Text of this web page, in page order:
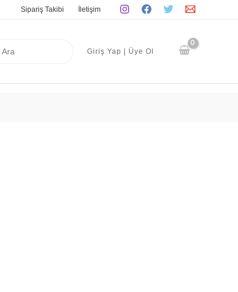
Sipariş Takibi İletişim
Giriş Yap | Üye Ol